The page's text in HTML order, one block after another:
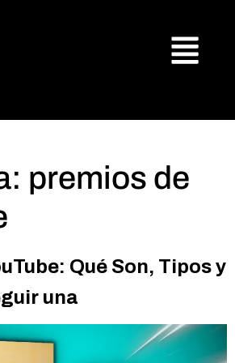
premios de
Qué Son, Tipos y
una